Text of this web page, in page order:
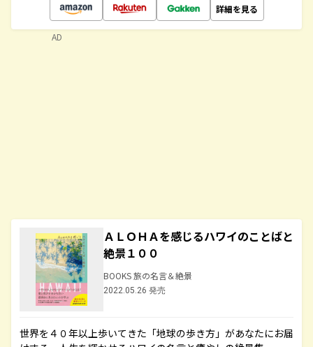
詳細を見る
ＡＬＯＨＡを感じるハワイのことばと
絶景１００
BOOKS 旅の名言＆絶景
2022.05.26 発売
世界を４０年以上歩いてきた「地球の歩き方」があなたにお届
AD